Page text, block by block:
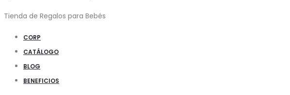
Tienda de Regalos para Bebés
CORP
CATÁLOGO
BLOG
BENEFICIOS